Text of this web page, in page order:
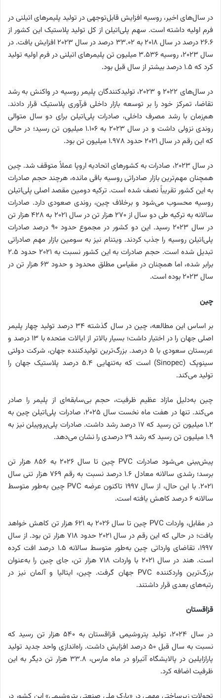
در سال‌های اخیر، روسیه افزایش قابل‌توجهی در تولید پلیمرهای اتیلنی در
فرم اولیه داشته است. سهم پلی‌اتیلن از کل تولید پلاستیک این کشور از
۲۶.۶ درصد در سال ۲۰۱۸ به ۳۳.۰۲ درصد در سال ۲۰۲۳ افزایش یافت. در
سال ۲۰۲۳، روسیه ۳.۵۳۶ میلیون تن پلیمرهای اتیلنی در فرم اولیه تولید
کرد که ۱.۵ درصد بیشتر از سال قبل بود.
در سال‌های ۲۰۲۲ و ۲۰۲۳، تولیدکنندگان پلیمر روسیه در واکنش به رشد
تقاضا، تمرکز خود را بر توسعه بازار داخلی فرآوری پلاستیک قرار دادند.
هم‌زمان با رشد مصرف داخلی، صادرات پلی‌اتیلن برای دو سال متوالی
روندی نزولی داشت و در سال ۲۰۲۳ به ۱.۱۰۶ میلیون تن رسید؛ در حالی
که این رقم در سال ۲۰۲۱ حدود ۱.۹۷۸ میلیون تن بود.
در سال ۲۰۲۳، صادرات به کشورهای اتحادیه اروپا عملاً متوقف شد. چین
همچنان مهم‌ترین بازار صادراتی روسیه باقی مانده، هرچند حجم صادرات
به این کشور تقریباً نصف شده است. ترکیه دومین مقصد اصلی پلی‌اتیلن
روسیه محسوب می‌شود و برخلاف چین، روندی صعودی دارد. صادرات
سالانه به ترکیه طی دو سال از ۲۷۰ هزار تن در سال ۲۰۲۱ به ۴۲۸ هزار تن
در سال ۲۰۲۳ رسید. این دو کشور در مجموع حدود ۹۰ درصد صادرات
پلی‌اتیلن روسیه را جذب کردند. ویتنام نیز به سومین بازار مهم صادراتی
تبدیل شده است. حجم صادرات به این کشور نسبت به ۲۰۲۱ حدود ۲.۵
برابر شده، اما همچنان در مقیاس مطلق محدود و حدود ۶۳ هزار تن در
سال ۲۰۲۳ بوده است.
چین
بر اساس این مطالعه، چین در سال گذشته ۳۴ درصد تولید چهار پلیمر
اصلی جهان را در اختیار داشت؛ بسیار بالاتر از ایالات متحده با ۱۳ درصد و
عربستان سعودی با ۵ درصد. بزرگ‌ترین تولیدکننده جهان، شرکت دولتی
سینوپک (Sinopec) است که به‌تنهایی ۵.۴ درصد پلاستیک جهان را
تولید می‌کند.
چین به‌دلیل مازاد عظیم ظرفیت، حجم بی‌سابقه‌ای از پلیمر را صادر
می‌کند. تنها در هفت ماه نخست سال ۲۰۲۵، صادرات پلی‌اتیلن چین به
۱.۲ میلیون تن رسید که ۱۷ درصد رشد داشت. صادرات پلی‌پروپیلن نیز به
۱.۹ میلیون تن رسید که رشد ۲۹ درصدی را نشان می‌دهد.
پیش‌بینی می‌شود صادرات PVC چین تا سال ۲۰۲۶ به ۸۵۶ هزار تن
برسد؛ رشدی سالانه معادل ۱.۶ درصد نسبت به رقم ۷۶۹ هزار تنی سال
۲۰۲۱. با این حال، از سال ۱۹۹۷ تاکنون عرضه PVC چین به‌طور متوسط
سالانه ۶ درصد کاهش یافته است.
در مقابل، واردات PVC چین تا سال ۲۰۲۶ به ۶۲۱ هزار تن کاهش خواهد
یافت؛ در حالی که این رقم در سال ۲۰۲۱ حدود ۷۱۸ هزار تن بود. از سال
۱۹۹۷، تقاضای وارداتی چین به‌طور متوسط سالانه ۱.۵ درصد افت کرده
است. هند در سال ۲۰۲۱ با واردات ۷۱۸ هزار تن، جای چین را به‌عنوان
بزرگ‌ترین واردکننده PVC جهان گرفت. چین، ایتالیا و آلمان نیز در
رتبه‌های بعدی قرار داشتند.
قزاقستان
در سال ۲۰۲۴، تولید پتروشیمی قزاقستان به ۵۴۰ هزار تن رسید که
نسبت به سال قبل ۵۰ درصد افزایش داشت. راه‌اندازی واحد جدید تولید
پارازایلین در پالایشگاه آتیراو در ماه مارس، ۳۳.۸ هزار تن دیگر به این
ظرفیت اضافه کرد.